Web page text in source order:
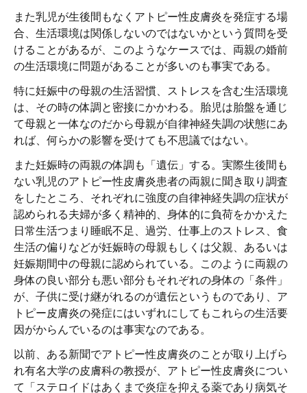
また乳児が生後間もなくアトピー性皮膚炎を発症する場
合、生活環境は関係しないのではないかという質問を受
けることがあるが、このようなケースでは、両親の婚前
の生活環境に問題があることが多いのも事実である。
特に妊娠中の母親の生活習慣、ストレスを含む生活環境
は、その時の体調と密接にかかわる。胎児は胎盤を通じ
て母親と一体なのだから母親が自律神経失調の状態にあ
れば、何らかの影響を受けても不思議ではない。
また妊娠時の両親の体調も「遺伝」する。実際生後間も
ない乳児のアトピー性皮膚炎患者の両親に聞き取り調査
をしたところ、それぞれに強度の自律神経失調の症状が
認められる夫婦が多く精神的、身体的に負荷をかかえた
日常生活つまり睡眠不足、過労、仕事上のストレス、食
生活の偏りなどが妊娠時の母親もしくは父親、あるいは
妊娠期間中の母親に認められている。このように両親の
身体の良い部分も悪い部分もそれぞれの身体の「条件」
が、子供に受け継がれるのが遺伝というものであり、ア
トピー皮膚炎の発症にはいずれにしてもこれらの生活要
因がからんでいるのは事実なのである。
以前、ある新聞でアトピー性皮膚炎のことが取り上げら
れ有名大学の皮膚科の教授が、アトピー性皮膚炎につい
て「ステロイドはあくまで炎症を抑える薬であり病気そ